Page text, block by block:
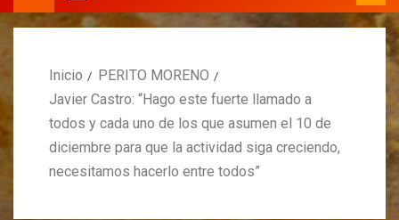
Inicio
PERITO MORENO
Javier Castro: “Hago este fuerte llamado a
todos y cada uno de los que asumen el 10 de
diciembre para que la actividad siga creciendo,
necesitamos hacerlo entre todos”